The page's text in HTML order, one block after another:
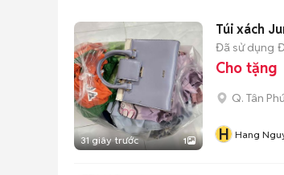
31 giây trước 1
Túi xách
Đã sử dụng
Cho tặng
Q. Tân
H Hang